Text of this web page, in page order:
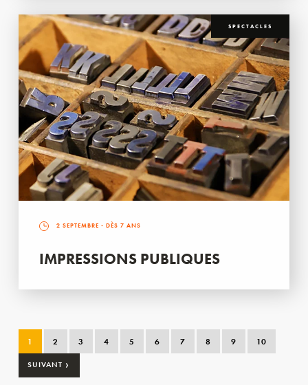
SPECTACLES
2 SEPTEMBRE - DÈS 7 ANS
IMPRESSIONS PUBLIQUES
1 2 3 4 5 6 7 8 9 10
SUIVANT ›